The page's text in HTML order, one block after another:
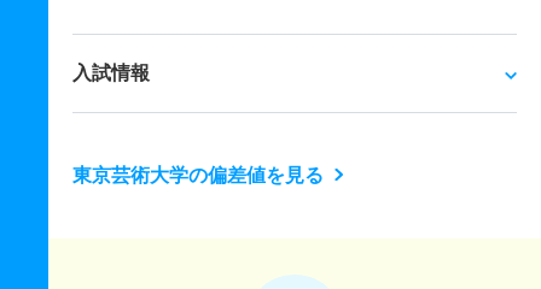
入試情報
東京芸術大学の偏差値を見る